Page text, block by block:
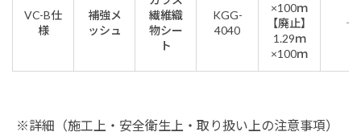
VC-B仕
様
補強メ
ッシュ
繊維織
物シー
ト
KGG-
4040
×100ｍ
【廃止】
1.29ｍ
×100ｍ
―
※詳細（施工上・安全衛生上・取り扱い上の注意事項）